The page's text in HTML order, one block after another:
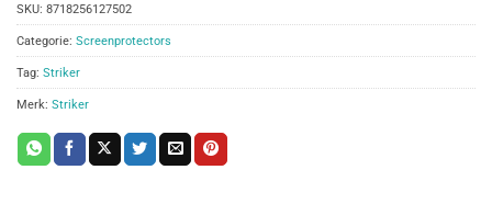
SKU: 8718256127502
Categorie: Screenprotectors
Tag: Striker
Merk: Striker